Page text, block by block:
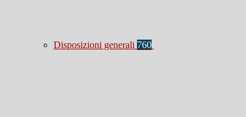
Disposizioni generali 760